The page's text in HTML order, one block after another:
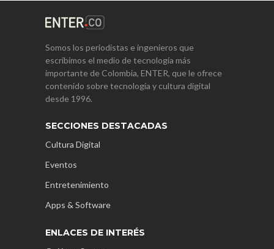
Somos los periodistas e ingenieros que
escribimos el medio de tecnología más
importante de Colombia, ENTER, que le ofrece
contenido sobre tecnología y cultura digital
desde 1996.
SECCIONES DESTACADAS
Cultura Digital
Eventos
Entretenimiento
Apps & Software
ENLACES DE INTERÉS